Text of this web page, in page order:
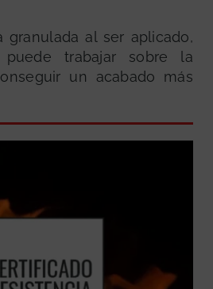
granulada al ser aplicado,
trabajar sobre la
un acabado más